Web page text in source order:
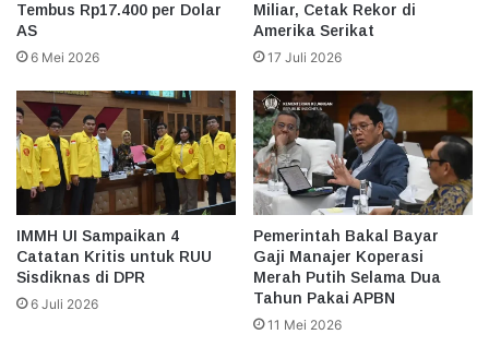
Tembus Rp17.400 per Dolar
AS
6 Mei 2026
Miliar, Cetak Rekor di
Amerika Serikat
17 Juli 2026
IMMH UI Sampaikan 4
Catatan Kritis untuk RUU
Sisdiknas di DPR
6 Juli 2026
Pemerintah Bakal Bayar
Gaji Manajer Koperasi
Merah Putih Selama Dua
Tahun Pakai APBN
11 Mei 2026